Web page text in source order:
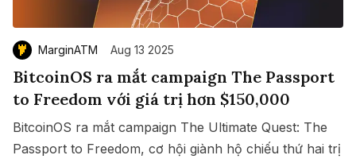
MarginATM Aug 13 2025
BitcoinOS ra mắt campaign The Passport
to Freedom với giá trị hơn $150,000
BitcoinOS ra mắt campaign The Ultimate Quest: The
Passport to Freedom, cơ hội giành hộ chiếu thứ hai trị